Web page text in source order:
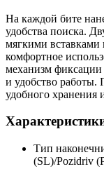
На каждой бите
удобства поиска.
мягкими вставками
комфортное
механизм фиксации
и удобство работы.
удобного хранения
Тип
(SL)/Pozidriv